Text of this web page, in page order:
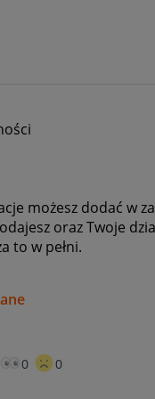
możesz dodać w
oraz Twoje
to w pełni.
0 0